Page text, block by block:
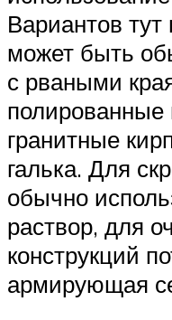
Вариантов
может быть
с рваными
гранитные
галька. Для
обычно
раствор, для
конструкций
армирующая